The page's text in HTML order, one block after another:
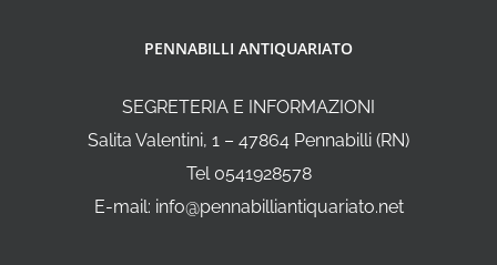
PENNABILLI ANTIQUARIATO
SEGRETERIA E INFORMAZIONI
Salita Valentini, 1 – 47864 Pennabilli (RN)
Tel 0541928578
E-mail: info@pennabilliantiquariato.net